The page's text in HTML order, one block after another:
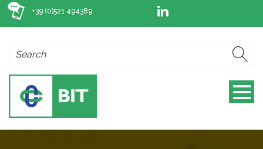
+39 (0)521 494389